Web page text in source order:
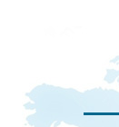
Bảo
Bảo